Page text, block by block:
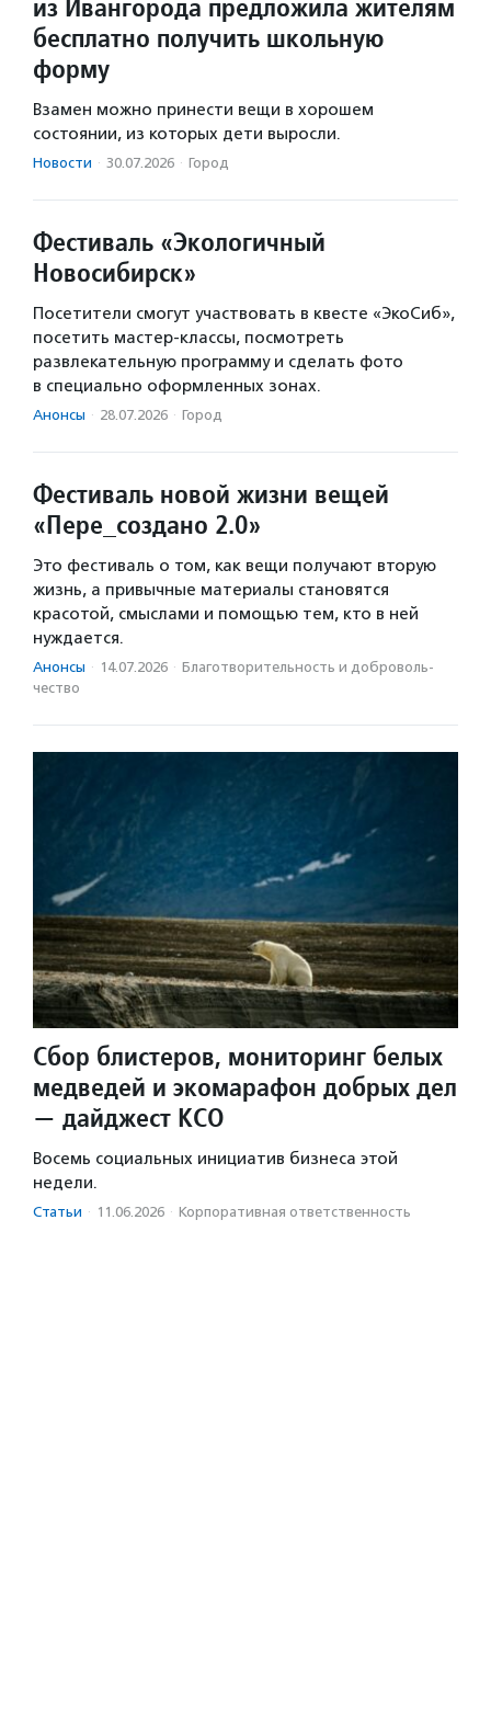
из Ивангорода предложила жителям
бесплатно получить школьную
форму
Взамен можно принести вещи в хорошем
состоянии, из которых дети выросли.
Новости · 30.07.2026 · Город
Фестиваль «Экологичный
Новосибирск»
Посетители смогут участвовать в квесте «ЭкоСиб»,
посетить мастер-классы, посмотреть
развлекательную программу и сделать фото
в специально оформленных зонах.
Анонсы · 28.07.2026 · Город
Фестиваль новой жизни вещей
«Пере_создано 2.0»
Это фестиваль о том, как вещи получают вторую
жизнь, а привычные материалы становятся
красотой, смыслами и помощью тем, кто в ней
нуждается.
Анонсы · 14.07.2026 · Благотвори­тель­ность и доброволь­
чест­во
Сбор блистеров, мониторинг белых
медведей и экомарафон добрых дел
— дайджест КСО
Восемь социальных инициатив бизнеса этой
недели.
Статьи · 11.06.2026 · Корпоративная ответственность